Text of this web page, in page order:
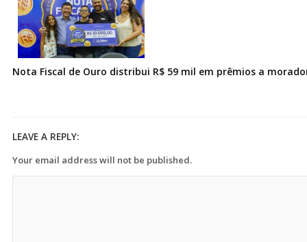
Nota Fiscal de Ouro distribui R$ 59 mil em prêmios a
LEAVE A REPLY:
Your email address will not be published.